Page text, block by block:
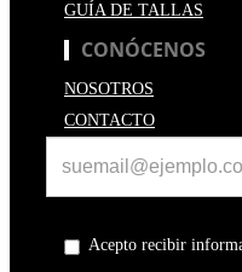
GUÍA DE TALLAS
CONÓCENOS
NOSOTROS
CONTACTO
Acepto recibir